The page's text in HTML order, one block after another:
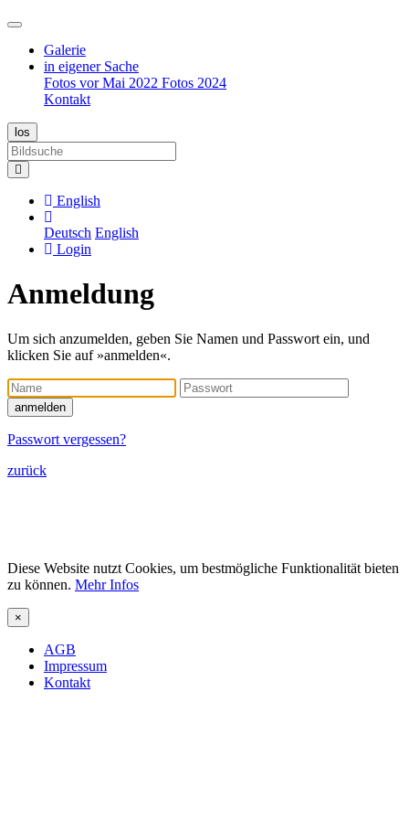
Galerie
in eigener Sache
Fotos vor Mai 2022 Fotos 2024
Kontakt
English
Deutsch English
Login
Anmeldung
Um sich anzumelden, geben Sie Namen und Passwort ein, und
klicken Sie auf »anmelden«.
Name
Passwort
anmelden
Passwort vergessen?
zurück
Diese Website nutzt Cookies, um bestmögliche Funktionalität bieten
zu können. Mehr Infos
×
AGB
Impressum
Kontakt